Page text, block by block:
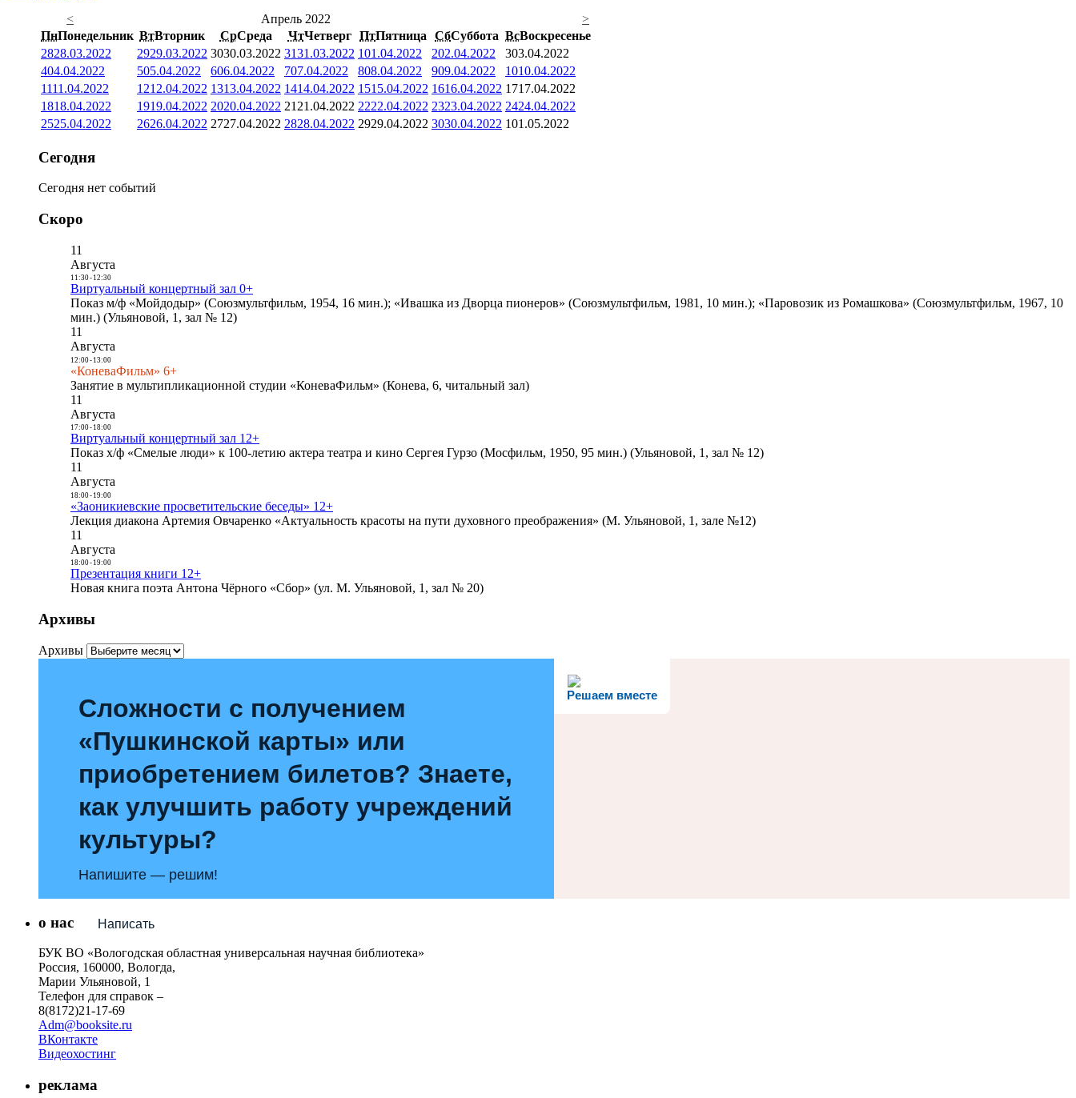
<
Апрель 2022
>
ПнПонедельник ВтВторник СрСреда ЧтЧетверг ПтПятница СбСуббота ВсВоскресенье
2828.03.2022 2929.03.2022 3030.03.2022 3131.03.2022 101.04.2022 202.04.2022 303.04.2022
404.04.2022 505.04.2022 606.04.2022 707.04.2022 808.04.2022 909.04.2022 1010.04.2022
1111.04.2022 1212.04.2022 1313.04.2022 1414.04.2022 1515.04.2022 1616.04.2022 1717.04.2022
1818.04.2022 1919.04.2022 2020.04.2022 21 21.04.2022 2222.04.2022 2323.04.2022 2424.04.2022
2525.04.2022 2626.04.2022 2727.04.2022 2828.04.2022 2929.04.2022 3030.04.2022 101.05.2022
Сегодня
Сегодня нет событий
Скоро
11
Августа
11:30- 12:30
Виртуальный концертный зал 0+
Показ м/ф «Мойдодыр» (Союзмультфильм, 1954, 16 мин.); «Ивашка из Дворца пионеров» (Союзмультфильм, 1981, 10 мин.); «Паровозик из Ромашкова» (Союзмультфильм, 1967, 10
мин.) (Ульяновой, 1, зал № 12)
11
Августа
12:00- 13:00
«КоневаФильм» 6+
Занятие в мультипликационной студии «КоневаФильм» (Конева, 6, читальный зал)
11
Августа
17:00- 18:00
Виртуальный концертный зал 12+
Показ х/ф «Смелые люди» к 100-летию актера театра и кино Сергея Гурзо (Мосфильм, 1950, 95 мин.) (Ульяновой, 1, зал № 12)
11
Августа
18:00- 19:00
«Заоникиевские просветительские беседы» 12+
Лекция диакона Артемия Овчаренко «Актуальность красоты на пути духовного преображения» (М. Ульяновой, 1, зале №12)
11
Августа
18:00- 19:00
Презентация книги 12+
Новая книга поэта Антона Чёрного «Сбор» (ул. М. Ульяновой, 1, зал № 20)
Архивы
Архивы
Решаем вместе
Сложности с получением
«Пушкинской карты» или
приобретением билетов? Знаете,
как улучшить работу учреждений
культуры?
Напишите — решим!
Написать
о нас
БУК ВО «Вологодская областная универсальная научная библиотека»
Россия, 160000, Вологда,
Марии Ульяновой, 1
Телефон для справок –
8(8172)21-17-69
Adm@booksite.ru
ВКонтакте
Видеохостинг
реклама